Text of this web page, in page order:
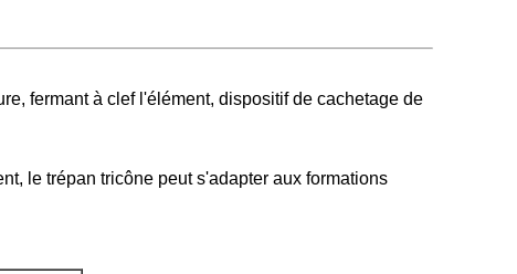
fermant à clef l'élément, dispositif de cachetage de
le trépan tricône peut s'adapter aux formations